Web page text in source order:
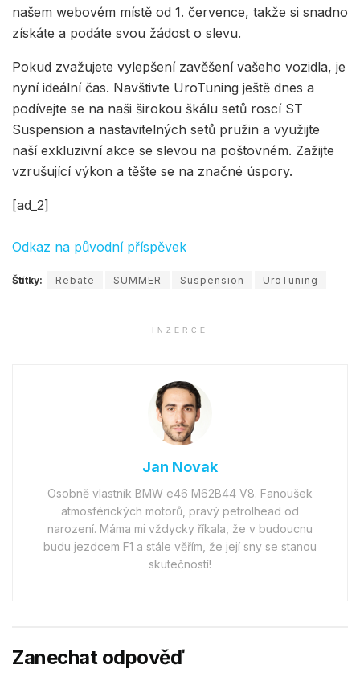
našem webovém místě od 1. července, takže si snadno
získáte a podáte svou žádost o slevu.
Pokud zvažujete vylepšení zavěšení vašeho vozidla, je
nyní ideální čas. Navštivte UroTuning ještě dnes a
podívejte se na naši širokou škálu setů roscí ST
Suspension a nastavitelných setů pružin a využijte
naší exkluzivní akce se slevou na poštovném. Zažijte
vzrušující výkon a těšte se na značné úspory.
[ad_2]
Odkaz na původní příspěvek
Štítky: Rebate SUMMER Suspension UroTuning
INZERCE
Jan Novak
Osobně vlastník BMW e46 M62B44 V8. Fanoušek
atmosférických motorů, pravý petrolhead od
narození. Máma mi vždycky říkala, že v budoucnu
budu jezdcem F1 a stále věřím, že její sny se stanou
skutečností!
Zanechat odpověď